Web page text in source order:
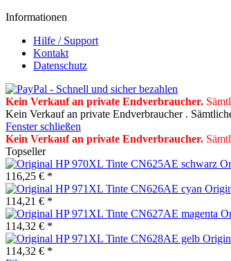
Informationen
Hilfe / Support
Kontakt
Datenschutz
Kein Verkauf an private Endverbraucher.
Kein Verkauf an private Endverbraucher .
Fenster schließen
Kein Verkauf an private Endverbraucher.
Topseller
116,25 € *
114,21 € *
114,32 € *
114,32 € *